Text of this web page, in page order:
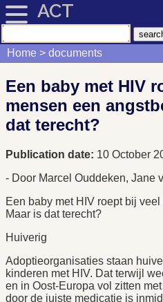
ACT
Home documents
Een baby met HIV
mensen een
dat terecht?
Publication date: 10 October
- Door Marcel Ouddeken, Jane
Een baby met HIV roept bij
Maar is dat terecht?
Huiverig
Adoptieorganisaties staan
kinderen met HIV. Dat terwijl
en in Oost-Europa vol zitten
door de juiste medicatie is